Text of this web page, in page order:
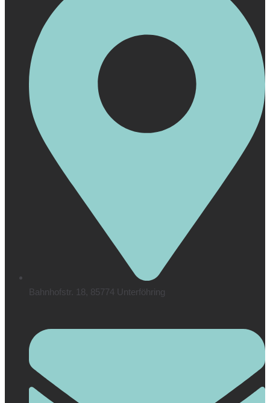
Bahnhofstr. 18, 85774 Unterföhring